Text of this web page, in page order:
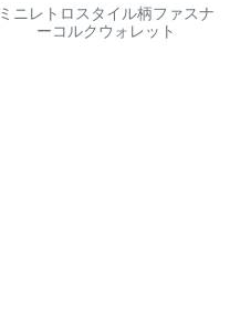
ミニレトロスタイル柄ファスナ
ーコルクウォレット